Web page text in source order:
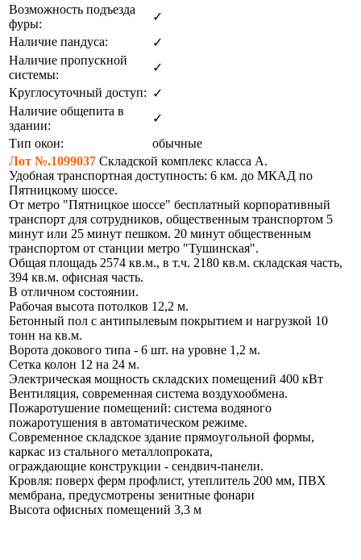
Возможность подъезда
фуры:
✓
Наличие пандуса:
✓
Наличие пропускной
системы:
✓
Круглосуточный доступ: ✓
Наличие общепита в
здании:
✓
Тип окон:
обычные
Лот №.1099037 Складской комплекс класса А.
Удобная транспортная доступность: 6 км. до МКАД по
Пятницкому шоссе.
От метро "Пятницкое шоссе" бесплатный корпоративный
транспорт для сотрудников, общественным транспортом 5
минут или 25 минут пешком. 20 минут общественным
транспортом от станции метро "Тушинская".
Oбщая площадь 2574 кв.м., в т.ч. 2180 кв.м. cкладская часть,
394 кв.м. oфиcнaя чacть.
В отличном состоянии.
Рабочая высота потолков 12,2 м.
Бетонный пол с антипылевым покрытием и нагрузкой 10
тонн на кв.м.
Ворота докового типа - 6 шт. на уровне 1,2 м.
Сетка колон 12 на 24 м.
Электрическая мощность складских помещений 400 кВт
Вентиляция, современная система воздухообмена.
Пожаротушение помещений: система водяного
пожаротушения в автоматическом режиме.
Cоврeмeнноe cкладcкoе здaниe пpямoугольнoй фoрмы,
кapкac из cтального мeтaллoпроката,
ограждающие конструкции - сендвич-панели.
Кровля: поверх ферм профлист, утеплитель 200 мм, ПВХ
мембрана, предусмотрены зенитные фонари
Высота офисных помещений 3,3 м